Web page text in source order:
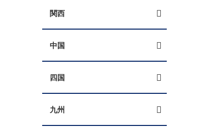
関西
中国
四国
九州